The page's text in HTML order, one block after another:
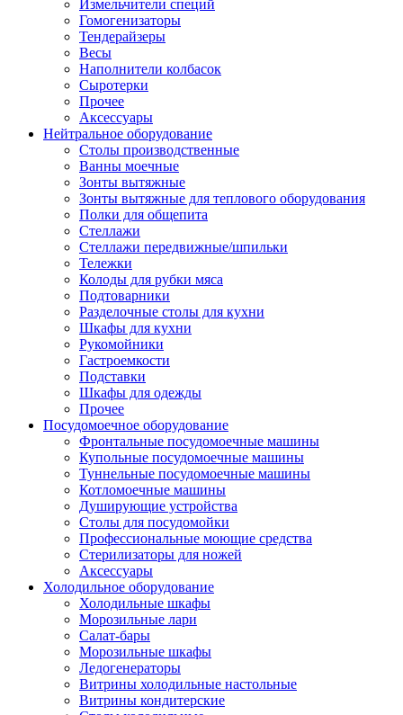
Измельчители специй
Гомогенизаторы
Тендерайзеры
Весы
Наполнители колбасок
Сыротерки
Прочее
Аксессуары
Нейтральное оборудование
Столы производственные
Ванны моечные
Зонты вытяжные
Зонты вытяжные для теплового оборудования
Полки для общепита
Стеллажи
Стеллажи передвижные/шпильки
Тележки
Колоды для рубки мяса
Подтоварники
Разделочные столы для кухни
Шкафы для кухни
Рукомойники
Гастроемкости
Подставки
Шкафы для одежды
Прочее
Посудомоечное оборудование
Фронтальные посудомоечные машины
Купольные посудомоечные машины
Туннельные посудомоечные машины
Котломоечные машины
Душирующие устройства
Столы для посудомойки
Профессиональные моющие средства
Стерилизаторы для ножей
Аксессуары
Холодильное оборудование
Холодильные шкафы
Морозильные лари
Салат-бары
Морозильные шкафы
Ледогенераторы
Витрины холодильные настольные
Витрины кондитерские